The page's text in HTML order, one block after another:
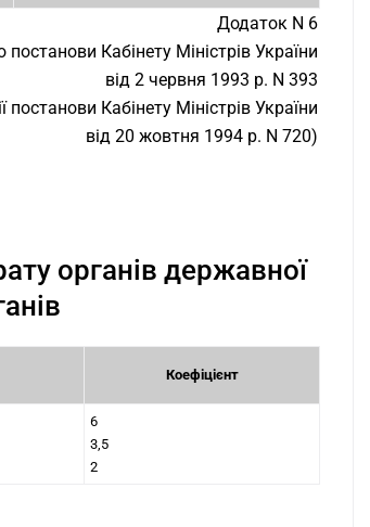
Додаток N 6
постанови Кабінету Міністрів України
від 2 червня 1993 р. N 393
постанови Кабінету Міністрів України
від 20 жовтня 1994 р. N 720)
органів державної
Коефіцієнт
6
3,5
2